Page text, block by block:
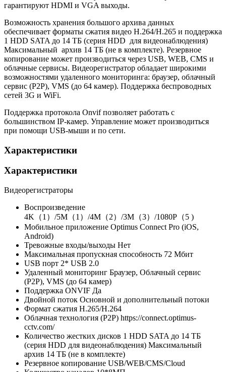
гарантируют HDMI и VGA выходы.
Возможность хранения большого архива данных
обеспечивает форматы сжатия видео H.264/H.265 и поддержка
1 HDD SATA до 14 ТБ (серия HDD для видеонаблюдения)
Максимальный архив 14 ТБ (не в комплекте). Резервное
копирование может производиться через USB, WEB, CMS и
облачные сервисы. Видеорегистратор обладает широкими
возможностями удаленного мониторинга: браузер, облачный
сервис (P2P), VMS (до 64 камер). Поддержка беспроводных
сетей 3G и WiFi.
Поддержка протокола Onvif позволяет работать с
большинством IP-камер. Управление может производиться
при помощи USB-мыши и по сети.
Характеристики
Характеристики
Видеорегистраторы
Воспроизведение
4K（1）/5M（1）/4M（2）/3M（3）/1080P（5 )
Мобильное приложение Optimus Connect Pro (iOS,
Android)
Тревожные входы/выходы Нет
Максимальная пропускная способность 72 Мбит
USB порт 2* USB 2.0
Удаленный мониторинг Браузер, Облачный сервис
(P2P), VMS (до 64 камер)
Поддержка ONVIF Да
Двойной поток Основной и дополнительный потоки
Формат сжатия H.265/H.264
Облачная технология (P2P) https://connect.optimus-
cctv.com/
Количество жестких дисков 1 HDD SATA до 14 ТБ
(серия HDD для видеонаблюдения) Максимальный
архив 14 ТБ (не в комплекте)
Резервное копирование USB/WEB/CMS/Cloud